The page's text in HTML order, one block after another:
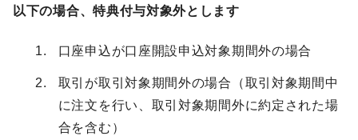
以下の場合、特典付与対象外とします
口座申込が口座開設申込対象期間外の場合
取引が取引対象期間外の場合（取引対象期間中
に注文を行い、取引対象期間外に約定された場
合を含む）